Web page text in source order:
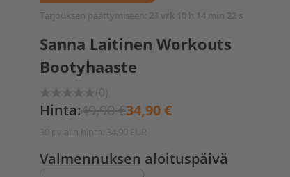
Tarjouksen päättymiseen: 23 vrk 10 h 14 min 21 s
Sanna Laitinen Workouts
Bootyhaaste
(0)
Hinta:49,90 €34,90 €
30 pv alin hinta: 34,90 EUR
Valmennuksen aloituspäivä